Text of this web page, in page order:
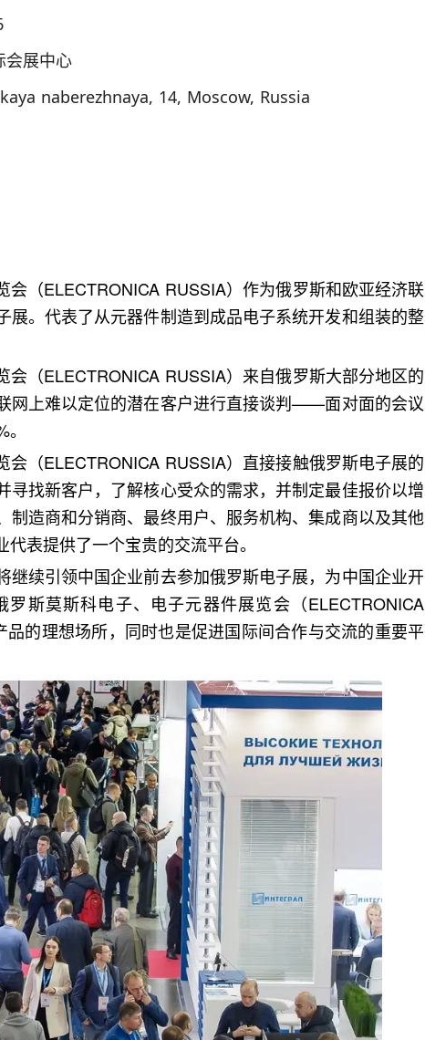
会展中心
naberezhnaya, 14, Moscow, Russia
会（ELECTRONICA RUSSIA）作为俄罗斯和欧亚经济联
展。代表了从元器件制造到成品电子系统开发和组装的整
（ELECTRONICA RUSSIA）来自俄罗斯大部分地区的
网上难以定位的潜在客户进行直接谈判——面对面的会议
（ELECTRONICA RUSSIA）直接接触俄罗斯电子展的
寻找新客户，了解核心受众的需求，并制定最佳报价以增
制造商和分销商、最终用户、服务机构、集成商以及其他
表提供了一个宝贵的交流平台。
继续引领中国企业前去参加俄罗斯电子展，为中国企业开
斯莫斯科电子、电子元器件展览会（ELECTRONICA
的理想场所，同时也是促进国际间合作与交流的重要平